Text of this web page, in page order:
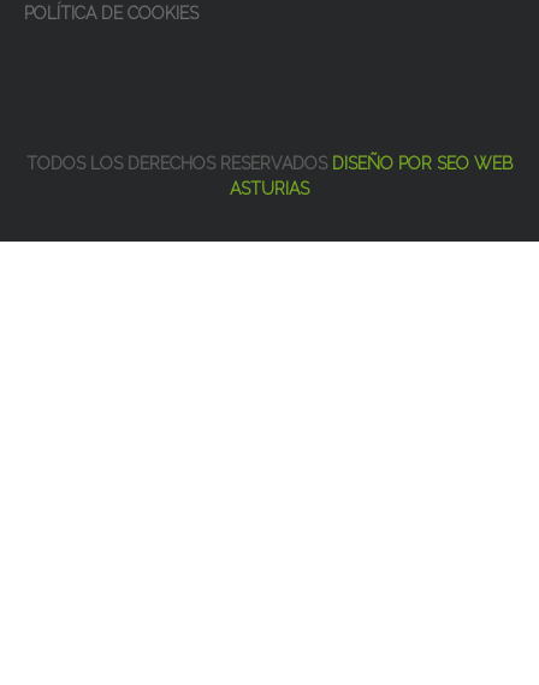
POLÍTICA DE COOKIES
TODOS LOS DERECHOS RESERVADOS DISEÑO POR SEO WEB
ASTURIAS